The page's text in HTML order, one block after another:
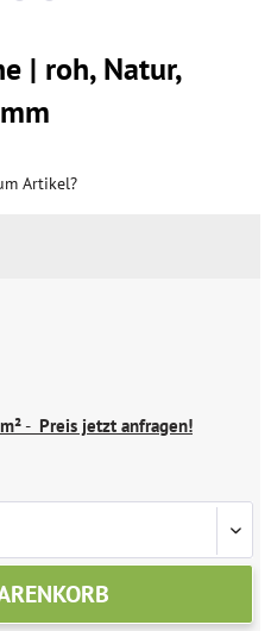
| roh, Natur,
Artikel?
- Preis jetzt anfragen!